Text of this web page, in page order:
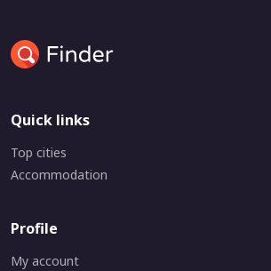
Quick links
Top cities
Accommodation
Profile
My account